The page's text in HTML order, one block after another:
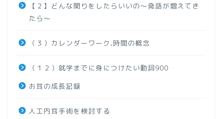
【２】どんな関りをしたらいいの～発語が増えてき
たら～
（３）カレンダーワーク,時間の概念
（１２）就学までに身につけたい動詞900
お耳の成長記録
人工内耳手術を検討する